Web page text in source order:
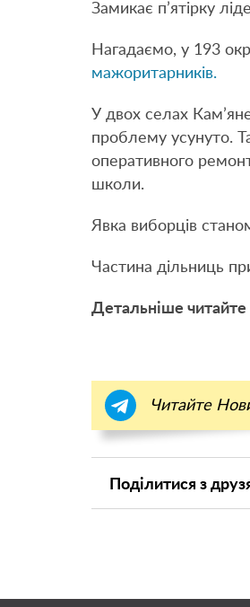
Замикає п’ятірку
Нагадаємо, у 193
мажоритарників.
У двох селах
проблему усунуто.
оперативного
школи.
Явка виборців
Частина дільниць
Детальніше читайте
Читайте
Поділитися з